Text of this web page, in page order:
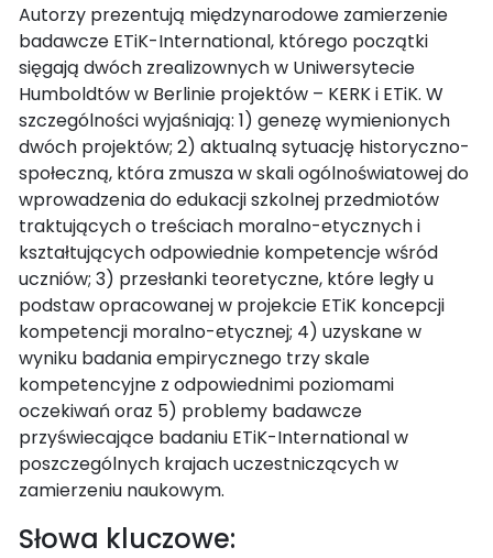
Autorzy prezentują międzynarodowe zamierzenie
badawcze ETiK-International, którego początki
sięgają dwóch zrealizownych w Uniwersytecie
Humboldtów w Berlinie projektów – KERK i ETiK. W
szczególności wyjaśniają: 1) genezę wymienionych
dwóch projektów; 2) aktualną sytuację historyczno-
społeczną, która zmusza w skali ogólnoświatowej do
wprowadzenia do edukacji szkolnej przedmiotów
traktujących o treściach moralno-etycznych i
kształtujących odpowiednie kompetencje wśród
uczniów; 3) przesłanki teoretyczne, które legły u
podstaw opracowanej w projekcie ETiK koncepcji
kompetencji moralno-etycznej; 4) uzyskane w
wyniku badania empirycznego trzy skale
kompetencyjne z odpowiednimi poziomami
oczekiwań oraz 5) problemy badawcze
przyświecające badaniu ETiK-International w
poszczególnych krajach uczestniczących w
zamierzeniu naukowym.
Słowa kluczowe: